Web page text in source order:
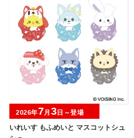
いれいす もふめいと マスコットシュ
2026年7月 3 日～登場